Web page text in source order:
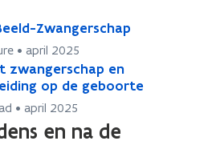
Zwangerschap
• april 2025
zwangerschap en
op de geboorte
• april 2025
en na de